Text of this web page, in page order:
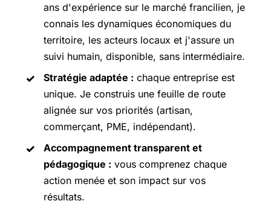
ans d'expérience sur le marché francilien, je
connais les dynamiques économiques du
territoire, les acteurs locaux et j'assure un
suivi humain, disponible, sans intermédiaire.
Stratégie adaptée : chaque entreprise est
unique. Je construis une feuille de route
alignée sur vos priorités (artisan,
commerçant, PME, indépendant).
Accompagnement transparent et
pédagogique : vous comprenez chaque
action menée et son impact sur vos
résultats.